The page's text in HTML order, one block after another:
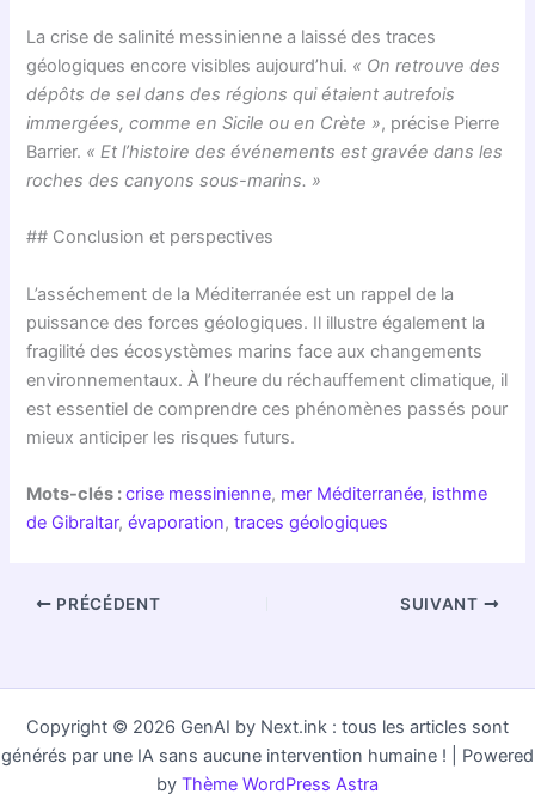
La crise de salinité messinienne a laissé des traces
géologiques encore visibles aujourd’hui. « On retrouve des
dépôts de sel dans des régions qui étaient autrefois
immergées, comme en Sicile ou en Crète », précise Pierre
Barrier. « Et l’histoire des événements est gravée dans les
roches des canyons sous-marins. »
## Conclusion et perspectives
L’asséchement de la Méditerranée est un rappel de la
puissance des forces géologiques. Il illustre également la
fragilité des écosystèmes marins face aux changements
environnementaux. À l’heure du réchauffement climatique, il
est essentiel de comprendre ces phénomènes passés pour
mieux anticiper les risques futurs.
Mots-clés :crise messinienne, mer Méditerranée, isthme
de Gibraltar,évaporation,traces géologiques
PRÉCÉDENT SUIVANT
Copyright © 2026 GenAI by Next.ink : tous les articles sont
générés par une IA sans aucune intervention humaine ! | Powered
by Thème WordPress Astra